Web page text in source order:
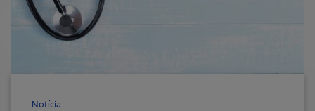
Notícia